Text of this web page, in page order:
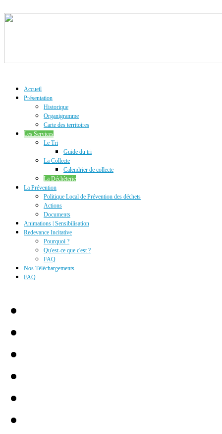
Accueil
Présentation
Historique
Organigramme
Carte des territoires
Les Services
Le Tri
Guide du tri
La Collecte
Calendrier de collecte
La Déchèterie
La Prévention
Politique Local de Prévention des déchets
Actions
Documents
Animations | Sensibilisation
Redevance Incitative
Pourquoi ?
Qu'est-ce que c'est ?
FAQ
Nos Téléchargements
FAQ